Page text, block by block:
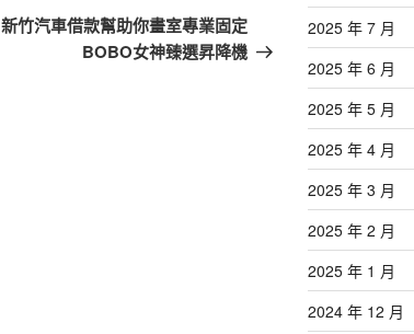
一
篇
新竹汽車借款幫助你畫室專業固定
BOBO女神臻選昇降機
2025 年 7 月
2025 年 6 月
2025 年 5 月
2025 年 4 月
2025 年 3 月
2025 年 2 月
2025 年 1 月
2024 年 12 月